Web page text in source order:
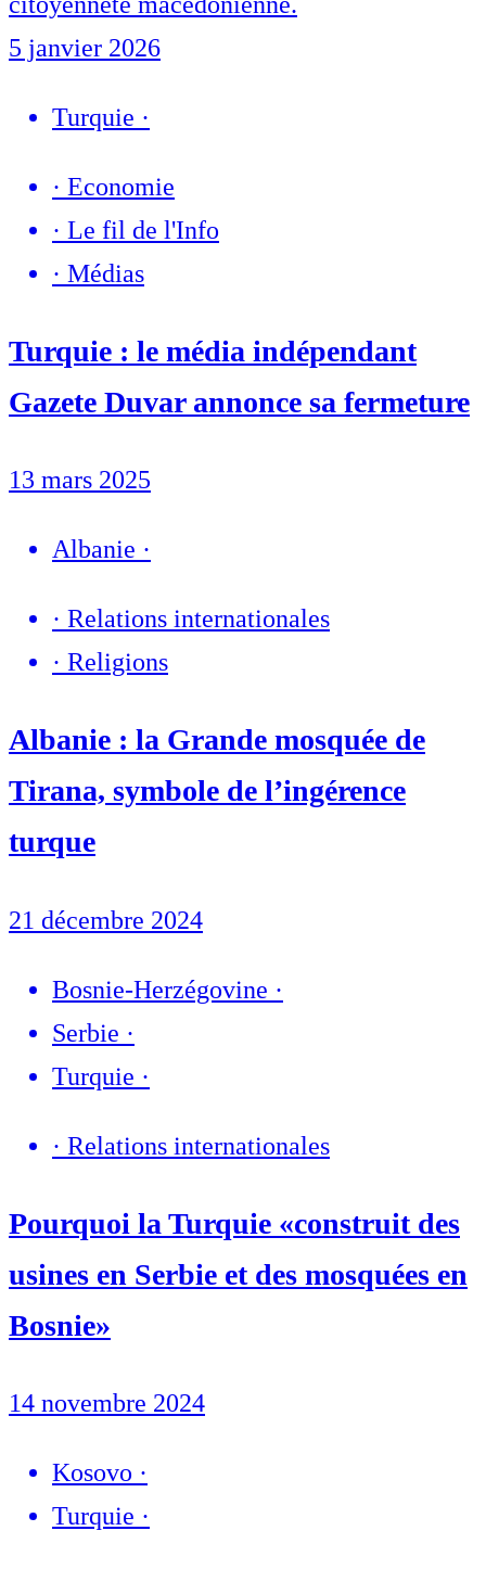
5 janvier 2026
Turquie ·
· Economie
· Le fil de l'Info
· Médias
Turquie : le média indépendant
Gazete Duvar annonce sa fermeture
13 mars 2025
Albanie ·
· Relations internationales
· Religions
Albanie : la Grande mosquée de
Tirana, symbole de l’ingérence
turque
21 décembre 2024
Bosnie-Herzégovine ·
Serbie ·
Turquie ·
· Relations internationales
Pourquoi la Turquie «construit des
usines en Serbie et des mosquées en
Bosnie»
14 novembre 2024
Kosovo ·
Turquie ·